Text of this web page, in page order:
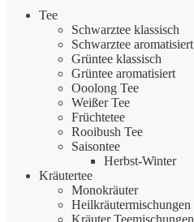
Tee
Schwarztee klassisch
Schwarztee aromatisiert
Grüntee klassisch
Grüntee aromatisiert
Ooolong Tee
Weißer Tee
Früchtetee
Rooibush Tee
Saisontee
Herbst-Winter
Kräutertee
Monokräuter
Heilkräutermischungen
Kräuter Teemischungen